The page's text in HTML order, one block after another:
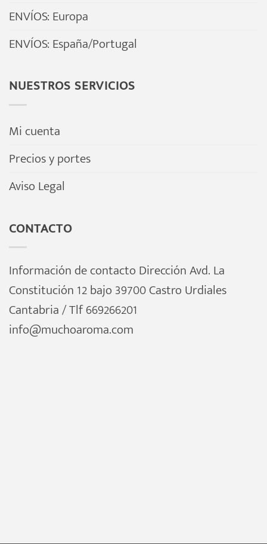
ENVÍOS: Europa
ENVÍOS: España/Portugal
NUESTROS SERVICIOS
Mi cuenta
Precios y portes
Aviso Legal
CONTACTO
Información de contacto Dirección Avd. La
Constitución 12 bajo 39700 Castro Urdiales
Cantabria / Tlf 669266201
info@muchoaroma.com